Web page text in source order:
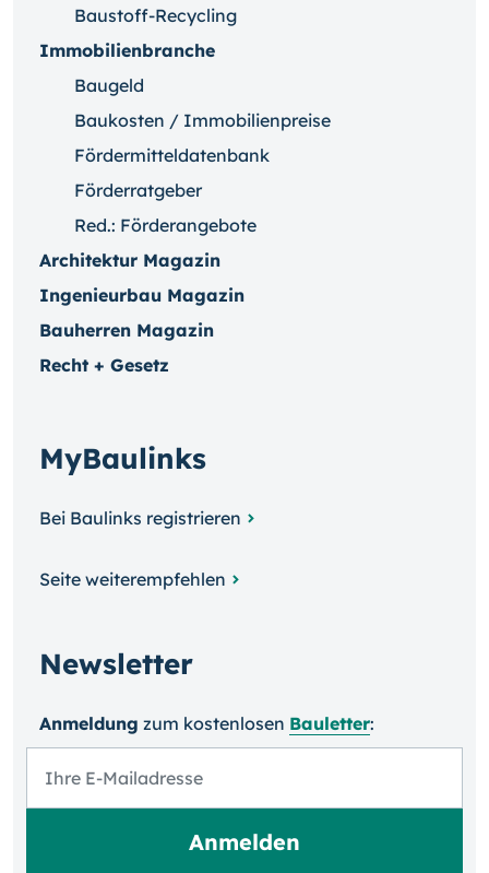
Baustoff-Recycling
Immobilienbranche
Baugeld
Baukosten / Immobilienpreise
Fördermitteldatenbank
Förderratgeber
Red.: Förderangebote
Architektur Magazin
Ingenieurbau Magazin
Bauherren Magazin
Recht + Gesetz
MyBaulinks
Bei Baulinks registrieren
Seite weiterempfehlen
Newsletter
Anmeldung zum kosten­losen Bauletter: